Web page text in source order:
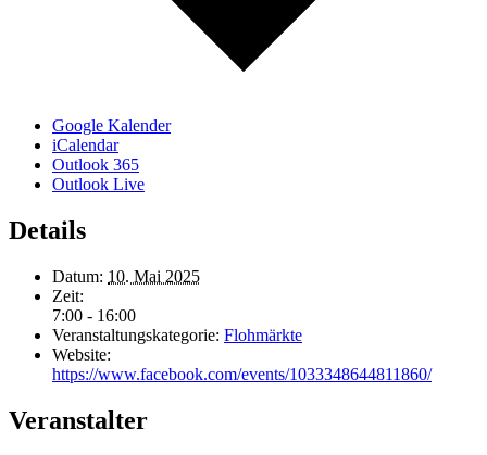
Google Kalender
iCalendar
Outlook 365
Outlook Live
Details
Datum: 10. Mai 2025
Zeit:
7:00 - 16:00
Veranstaltungskategorie: Flohmärkte
Website:
https://www.facebook.com/events/1033348644811860/
Veranstalter